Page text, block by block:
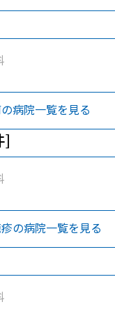
病院一覧を見る
]
の病院一覧を見る